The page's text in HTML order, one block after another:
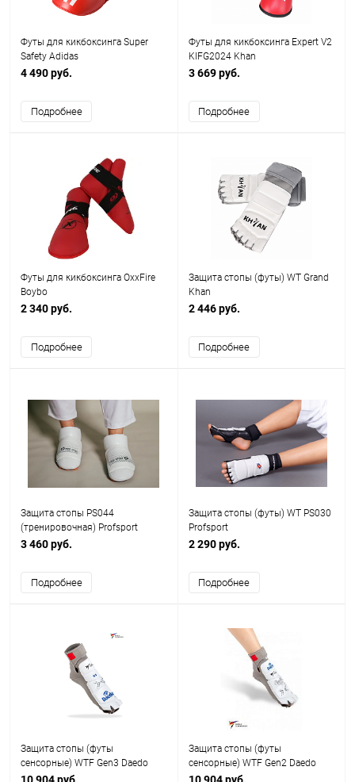
Футы для кикбоксинга Super
Safety Adidas
4 490 руб.
Подробнее
Футы для кикбоксинга Expert V2
KIFG2024 Khan
3 669 руб.
Подробнее
Футы для кикбоксинга OxxFire
Boybo
2 340 руб.
Подробнее
Защита стопы (футы) WT Grand
Khan
2 446 руб.
Подробнее
Защита стопы PS044
(тренировочная) Profsport
3 460 руб.
Подробнее
Защита стопы (футы) WT PS030
Profsport
2 290 руб.
Подробнее
Защита стопы (футы
сенсорные) WTF Gen3 Daedo
Защита стопы (футы
сенсорные) WTF Gen2 Daedo